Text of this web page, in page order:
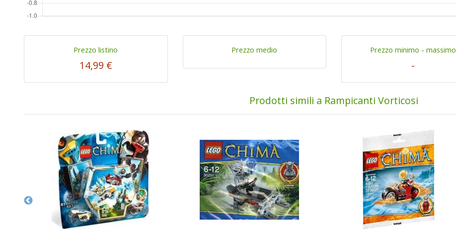
Prezzo listino
14,99 €
Prezzo medio Prezzo minimo - massimo
-
Prodotti simili a Rampicanti Vorticosi